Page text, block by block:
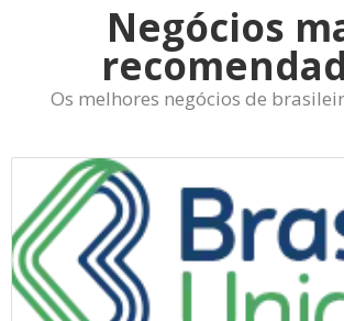
Negócios
Os melhores negócios de